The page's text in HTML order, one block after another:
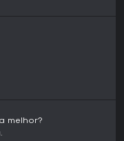
melhor?